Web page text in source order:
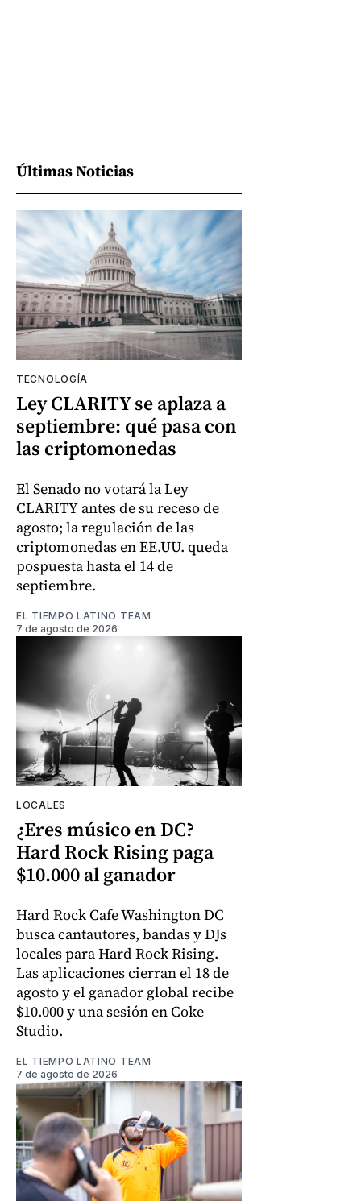
Últimas Noticias
TECNOLOGÍA
Ley CLARITY se aplaza a
septiembre: qué pasa con
las criptomonedas
El Senado no votará la Ley
CLARITY antes de su receso de
agosto; la regulación de las
criptomonedas en EE.UU. queda
pospuesta hasta el 14 de
septiembre.
EL TIEMPO LATINO TEAM
7 de agosto de 2026
LOCALES
¿Eres músico en DC?
Hard Rock Rising paga
$10.000 al ganador
Hard Rock Cafe Washington DC
busca cantautores, bandas y DJs
locales para Hard Rock Rising.
Las aplicaciones cierran el 18 de
agosto y el ganador global recibe
$10.000 y una sesión en Coke
Studio.
EL TIEMPO LATINO TEAM
7 de agosto de 2026